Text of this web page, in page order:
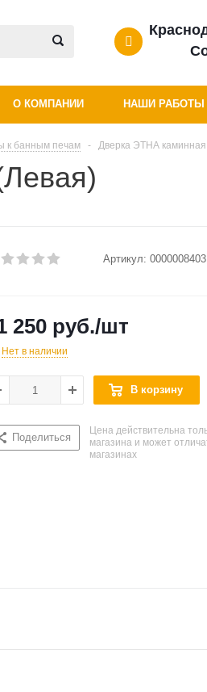
О КОМПАНИИ НАШИ РАБОТЫ
к банным печам - Дверка ЭТНА
Артикул: 0000008403
250 руб./шт
Нет в наличии
В корзину
Поделиться
Цена действительна
магазина и может
магазинах